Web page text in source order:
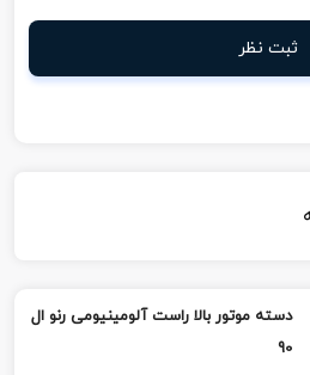
ثبت نظر
دسته موتور بالا راست آلومینیومی رنو ال
90